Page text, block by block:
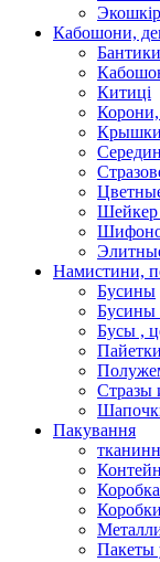
Кабошони,
Китиці
Корони,
Крышки
Шейкер
Намистини,
Бусины
Бусины
Бусы ,
Стразы
Пакування
Пакеты